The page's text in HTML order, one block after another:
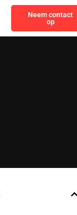
Neem contact
op